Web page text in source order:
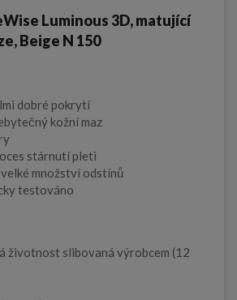
Luminous 3D, matující
Beige N 150
dobré pokrytí
kožní maz
stárnutí pleti
množství odstínů
testováno
životnost slibovaná výrobcem (12